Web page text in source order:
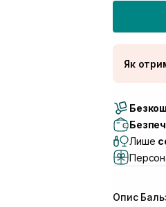
Як
Лише
Опис